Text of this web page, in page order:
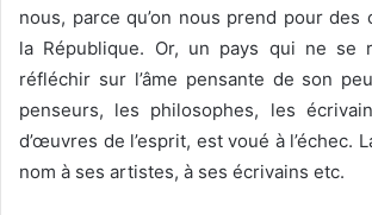
nous, parce qu’on nous prend pour des
la République. Or, un pays qui ne se
réfléchir sur l’âme pensante de son
penseurs, les philosophes, les
d’œuvres de l’esprit, est voué à l’échec.
nom à ses artistes, à ses écrivains etc.